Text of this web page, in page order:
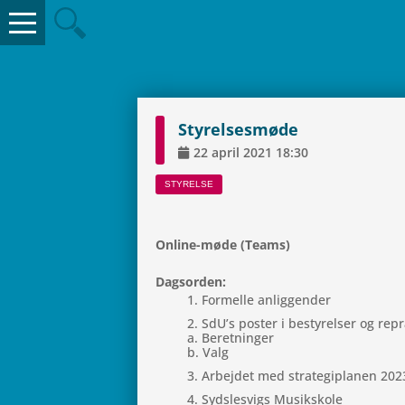
Sty­rel­ses­møde
22 april 2021 18:30
STY­RELSE
Online-møde (Teams)
Dags­or­den:
For­melle anliggender
SdU’s poster i besty­rel­ser og
a. Beretninger
b. Valg
Arbej­det med stra­te­gi­pla­nen
Syds­lesvigs Musikskole